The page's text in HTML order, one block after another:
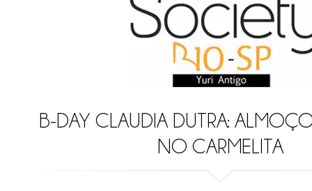
B-DAY CLAUDIA DUTRA:
NO CARMELITA